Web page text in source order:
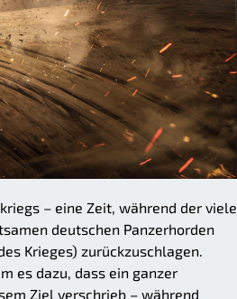
– eine Zeit, während der viele
deutschen Panzerhorden
Krieges) zurückzuschlagen.
es dazu, dass ein ganzer
Ziel verschrieb – während